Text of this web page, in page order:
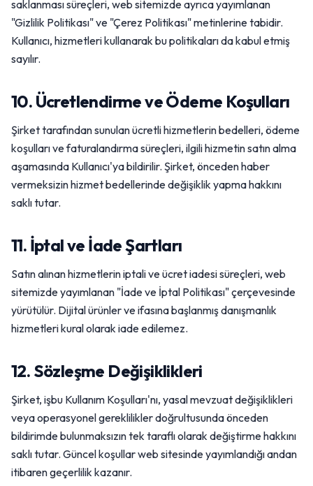
saklanması süreçleri, web sitemizde ayrıca yayımlanan
"Gizlilik Politikası" ve "Çerez Politikası" metinlerine tabidir.
Kullanıcı, hizmetleri kullanarak bu politikaları da kabul etmiş
sayılır.
10. Ücretlendirme ve Ödeme Koşulları
Şirket tarafından sunulan ücretli hizmetlerin bedelleri, ödeme
koşulları ve faturalandırma süreçleri, ilgili hizmetin satın alma
aşamasında Kullanıcı'ya bildirilir. Şirket, önceden haber
vermeksizin hizmet bedellerinde değişiklik yapma hakkını
saklı tutar.
11. İptal ve İade Şartları
Satın alınan hizmetlerin iptali ve ücret iadesi süreçleri, web
sitemizde yayımlanan "İade ve İptal Politikası" çerçevesinde
yürütülür. Dijital ürünler ve ifasına başlanmış danışmanlık
hizmetleri kural olarak iade edilemez.
12. Sözleşme Değişiklikleri
Şirket, işbu Kullanım Koşulları'nı, yasal mevzuat değişiklikleri
veya operasyonel gereklilikler doğrultusunda önceden
bildirimde bulunmaksızın tek taraflı olarak değiştirme hakkını
saklı tutar. Güncel koşullar web sitesinde yayımlandığı andan
itibaren geçerlilik kazanır.